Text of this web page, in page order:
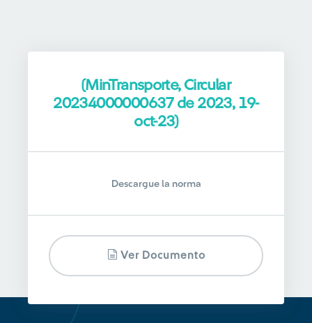
(MinTransporte, Circular
20234000000637 de 2023, 19-
oct-23)
Descargue la norma
Ver Documento